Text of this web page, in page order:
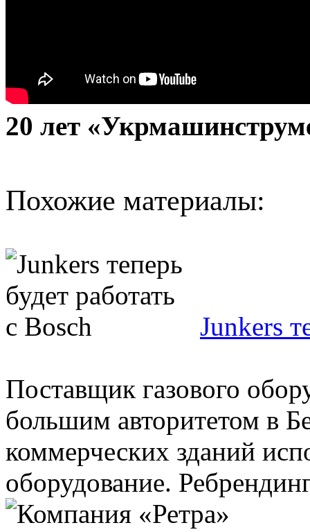
20 лет
Похожие материалы:
Junkers
Поставщик газового
большим авторитетом в
коммерческих зданий
оборудование.